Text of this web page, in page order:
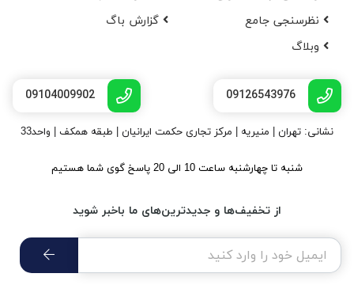
نظرسنجی جامع
گزارش باگ
وبلاگ
09126543976
09104009902
نشانی: تهران | منیریه | مرکز تجاری حکمت ایرانیان | طبقه همکف | واحد33
شنبه تا چهارشنبه ساعت 10 الی 20 پاسخ گوی شما هستیم
از تخفیف‌ها و جدیدترین‌های ما باخبر شوید